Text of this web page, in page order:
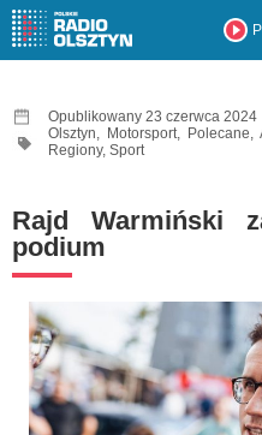
Opublikowany 23 czerwca 2024
Olsztyn, Motorsport, Polecane,
Regiony, Sport
Rajd Warmiński
podium